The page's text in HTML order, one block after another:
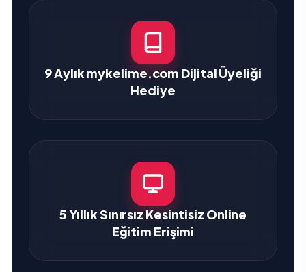
9 Aylık mykelime.com Dijital Üyeliği
Hediye
5 Yıllık Sınırsız Kesintisiz Online
Eğitim Erişimi